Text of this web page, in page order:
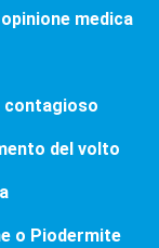
medica
contagioso
del volto
o Piodermite